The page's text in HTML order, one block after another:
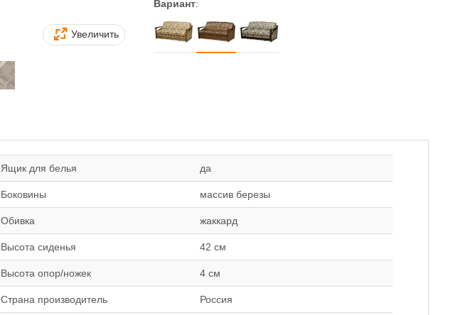
Увеличить
Вариант:
Ящик для белья да
Боковины массив березы
Обивка жаккард
Высота сиденья 42 см
Высота опор/ножек 4 см
Страна производитель Россия